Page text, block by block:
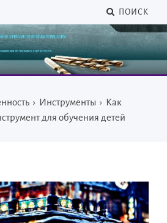
ПОИСК
› Инструменты › Как
для обучения детей